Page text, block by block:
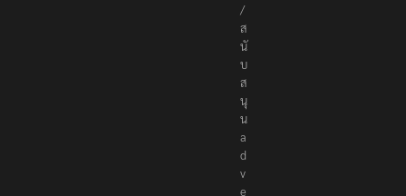
/
ส
นั
บ
ส
นุ
น
a
d
v
e